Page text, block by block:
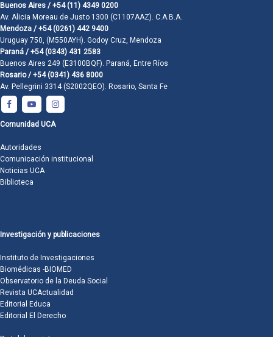
Buenos Aires / +54 (11) 4349 0200
Av. Alicia Moreau de Justo 1300 (C1107AAZ). C.A.B.A.
Mendoza / +54 (0261) 442 9400
Uruguay 750, (M550AYH). Godoy Cruz, Mendoza
Paraná / +54 (0343) 431 2583
Buenos Aires 249 (E3100BQF). Paraná, Entre Ríos
Rosario / +54 (0341) 436 8000
Av. Pellegrini 3314 (S2002QEO). Rosario, Santa Fe
Comunidad UCA
Autoridades
Comunicación institucional
Noticias UCA
Biblioteca
Investigación y publicaciones
Instituto de Investigaciones
Biomédicas -BIOMED
Observatorio de la Deuda Social
Revista UCActualidad
Editorial Educa
Editorial El Derecho